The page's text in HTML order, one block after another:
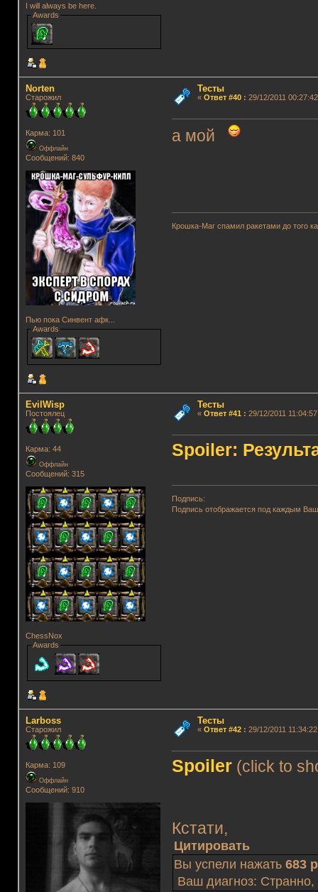
I will always be here.
Awards
Norten
Старожил
Карма: 101
Оффлайн
Сообщений: 840
Пью пока Синвент афк...
Awards
Тесты
« Ответ #40: 29/12/2011
а мой
Крошка-Маг спамил ракетами до того
EvilWisp
Постоялец
Карма: 44
Оффлайн
Сообщений: 315
ChessNox
Awards
Тесты
« Ответ #41 : 29/12/2011
Spoiler:
Подпись:
Подпись отображается под каждым
Lаrboss
Старожил
Карма: 109
Оффлайн
Сообщений: 910
Тесты
« Ответ #42: 29/12/2011
Spoiler (click to
Кстати,
Цитировать
Вы успели нажать683
Ваш диагноз: